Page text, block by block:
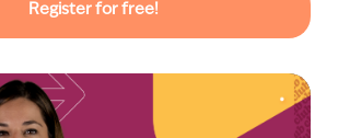
Register for free!